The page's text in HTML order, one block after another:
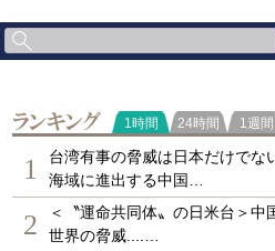
ランキング
1時間 24時間 1週間
1
台湾有事の脅威は日本だけでな
海域に進出する中国…
2
＜〝運命共同体〟の日米台＞中
世界の脅威....…